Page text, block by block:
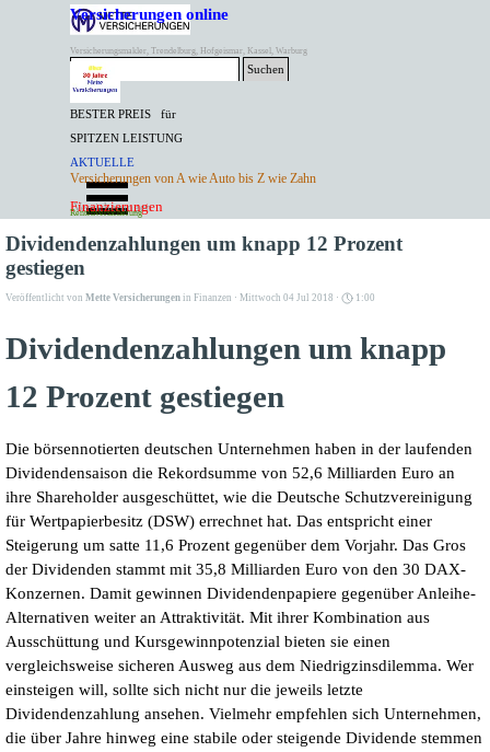
Direkt zum Seiteninhalt
Versicherungen online
Versicherungsmakler, Trendelburg, Hofgeismar, Kassel, Warburg
BESTER PREIS für
SPITZEN LEISTUNG
AKTUELLE
ANGEBOTE
Versicherungen von A wie Auto bis Z wie Zahn
Kontakt Tel. 05671/7799991
Mette Versicherungen
Suchen
Versicherungen
Finanzierungen
Rentenversicherung
Menü überspringen
Dividendenzahlungen um knapp 12 Prozent
gestiegen
Veröffentlicht von Mette Versicherungen in Finanzen · Mittwoch 04 Jul 2018 · 1:00
Dividendenzahlungen um knapp
12 Prozent gestiegen
Die börsennotierten deutschen Unternehmen haben in der laufenden
Dividendensaison die Rekordsumme von 52,6 Milliarden Euro an
ihre Shareholder ausgeschüttet, wie die Deutsche Schutzvereinigung
für Wertpapierbesitz (DSW) errechnet hat. Das entspricht einer
Steigerung um satte 11,6 Prozent gegenüber dem Vorjahr. Das Gros
der Dividenden stammt mit 35,8 Milliarden Euro von den 30 DAX-
Konzernen. Damit gewinnen Dividendenpapiere gegenüber Anleihe-
Alternativen weiter an Attraktivität. Mit ihrer Kombination aus
Ausschüttung und Kursgewinnpotenzial bieten sie einen
vergleichsweise sicheren Ausweg aus dem Niedrigzinsdilemma. Wer
einsteigen will, sollte sich nicht nur die jeweils letzte
Dividendenzahlung ansehen. Vielmehr empfehlen sich Unternehmen,
die über Jahre hinweg eine stabile oder steigende Dividende stemmen